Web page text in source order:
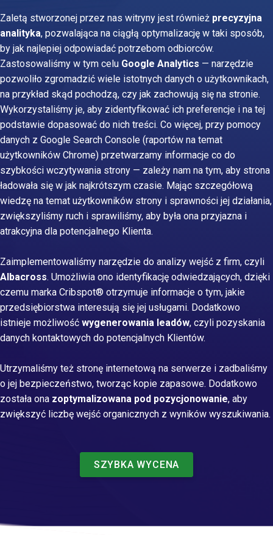
Zaletą stworzonej przez nas witryny jest również precyzyjna
analityka, pozwalająca na ciągłą optymalizację w taki sposób,
by jak najlepiej odpowiadać potrzebom odbiorców.
Zastosowaliśmy w tym celu Google Analytics — narzędzie
pozwoliło zgromadzić wiele istotnych danych o użytkownikach,
na przykład skąd pochodzą, czy jak zachowują się na stronie.
Wykorzystaliśmy je, aby zidentyfikować ich preferencje i na tej
podstawie dopasować do nich treści. Co więcej, przy pomocy
danych z Google Search Console (raportów na temat
użytkowników Chrome) przetwarzamy informacje co do
szybkości wczytywania strony — zależy nam na tym, aby strona
ładowała się w jak najkrótszym czasie. Mając szczegółową
wiedzę na temat użytkowników strony i sprawności jej działania,
zwiększyliśmy ruch i sprawiliśmy, aby była ona przyjazna i
atrakcyjna dla potencjalnego Klienta.
Zaimplementowaliśmy narzędzie do analizy wejść z firm, czyli
Albacross. Umożliwia ono identyfikację odwiedzających, dzięki
czemu marka Cribspot® otrzymuje informacje o tym, jakie
przedsiębiorstwa interesują się jej usługami. Dodatkowo
istnieje możliwość wygenerowania leadów, czyli pozyskania
danych kontaktowych do potencjalnych Klientów.
Utrzymaliśmy też stronę internetową na serwerze i zadbaliśmy
o jej bezpieczeństwo, tworząc kopie zapasowe. Dodatkowo
została ona zoptymalizowana pod pozycjonowanie, aby
zwiększyć liczbę wejść organicznych z wyników wyszukiwania.
SZYBKA WYCENA